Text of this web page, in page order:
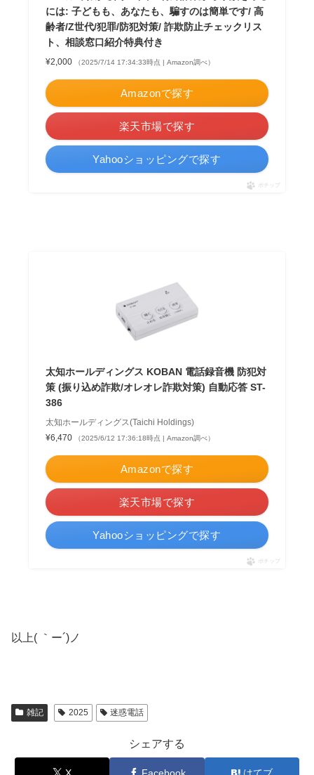
には: 子どもも、あなたも、騙すのは簡単です/ 高
齢者/Z世代/犯罪/防犯対策/ 詐欺防止チェックリス
ト、相談窓口紹介特典付き
¥2,000 （2025/7/14 17:34:33時点 | Amazon調べ）
Amazonで探す
楽天市場で探す
Yahooショッピングで探す
ポチップ
太知ホールディングス KOBAN 電話録音機 防犯対
策 (振り込め詐欺/オレオレ詐欺対策) 自動応答 ST-
386
太知ホールディングス(Taichi Holdings)
¥6,470
（2025/6/12 17:36:18時点 | Amazon調べ）
Amazonで探す
楽天市場で探す
Yahooショッピングで探す
ポチップ
以上( ｀ー´)ノ
雑記 2025 迷惑電話
シェアする
X Facebook はてブ